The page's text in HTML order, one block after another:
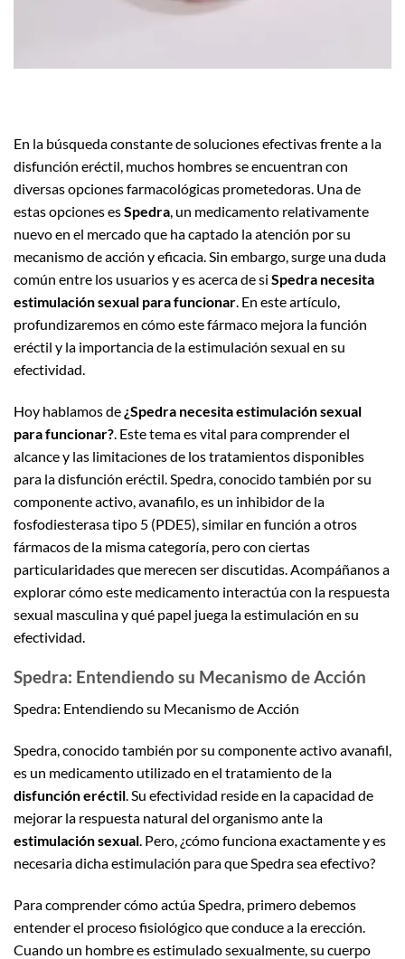
En la búsqueda constante de soluciones efectivas frente a la
disfunción eréctil, muchos hombres se encuentran con
diversas opciones farmacológicas prometedoras. Una de
estas opciones esSpedra, un medicamento relativamente
nuevo en el mercado que ha captado la atención por su
mecanismo de acción y eficacia. Sin embargo, surge una duda
común entre los usuarios y es acerca de si Spedra necesita
estimulación sexual para funcionar. En este artículo,
profundizaremos en cómo este fármaco mejora la función
eréctil y la importancia de la estimulación sexual en su
efectividad.
Hoy hablamos de ¿Spedra necesita estimulación sexual
para funcionar? . Este tema es vital para comprender el
alcance y las limitaciones de los tratamientos disponibles
para la disfunción eréctil. Spedra, conocido también por su
componente activo, avanafilo, es un inhibidor de la
fosfodiesterasa tipo 5 (PDE5), similar en función a otros
fármacos de la misma categoría, pero con ciertas
particularidades que merecen ser discutidas. Acompáñanos a
explorar cómo este medicamento interactúa con la respuesta
sexual masculina y qué papel juega la estimulación en su
efectividad.
Spedra: Entendiendo su Mecanismo de Acción
Spedra: Entendiendo su Mecanismo de Acción
Spedra, conocido también por su componente activo avanafil,
es un medicamento utilizado en el tratamiento de la
disfunción eréctil. Su efectividad reside en la capacidad de
mejorar la respuesta natural del organismo ante la
estimulación sexual. Pero, ¿cómo funciona exactamente y es
necesaria dicha estimulación para que Spedra sea efectivo?
Para comprender cómo actúa Spedra, primero debemos
entender el proceso fisiológico que conduce a la erección.
Cuando un hombre es estimulado sexualmente, su cuerpo